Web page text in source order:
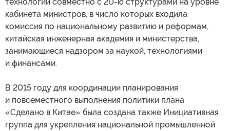
кабинета министров, в число которых входила
комиссия по национальному развитию и реформам,
китайская инженерная академия и министерства,
занимающиеся надзором за наукой, технологиями
и финансами.
В 2015 году для координации планирования
и повсеместного выполнения политики плана
«Сделано в Китае» была создана также Инициативная
группа для укрепления национальной промышленной